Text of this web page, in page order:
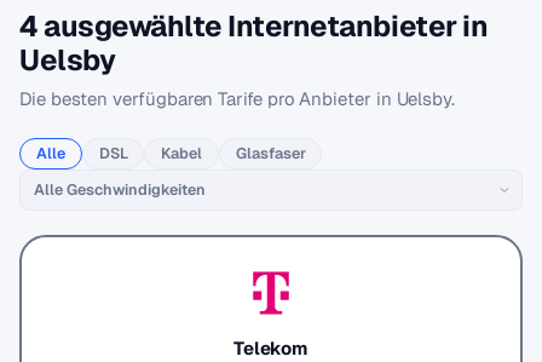
4 ausgewählte Internetanbieter in
Uelsby
Die besten verfügbaren Tarife pro Anbieter in Uelsby.
Alle DSL Kabel Glasfaser
Telekom